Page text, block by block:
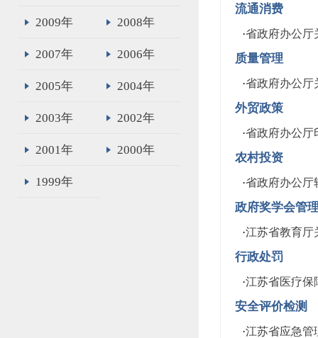
2009年 2008年
2007年 2006年
2005年 2004年
2003年 2002年
2001年 2000年
1999年
流通消费
·省政府办公厅
质量管理
·省政府办公厅
外贸政策
·省政府办公厅
农村投资
·省政府办公厅
政府奖学会管
·江苏省教育厅
行政处罚
·江苏省医疗保
安全评价检测
·江苏省应急管